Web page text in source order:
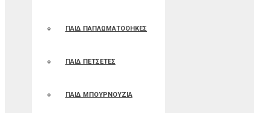
ΠΑΙΔ ΠΑΠΛΩΜΑΤΟΘΗΚΕΣ
ΠΑΙΔ ΠΕΤΣΕΤΕΣ
ΠΑΙΔ ΜΠΟΥΡΝΟΥΖΙΑ